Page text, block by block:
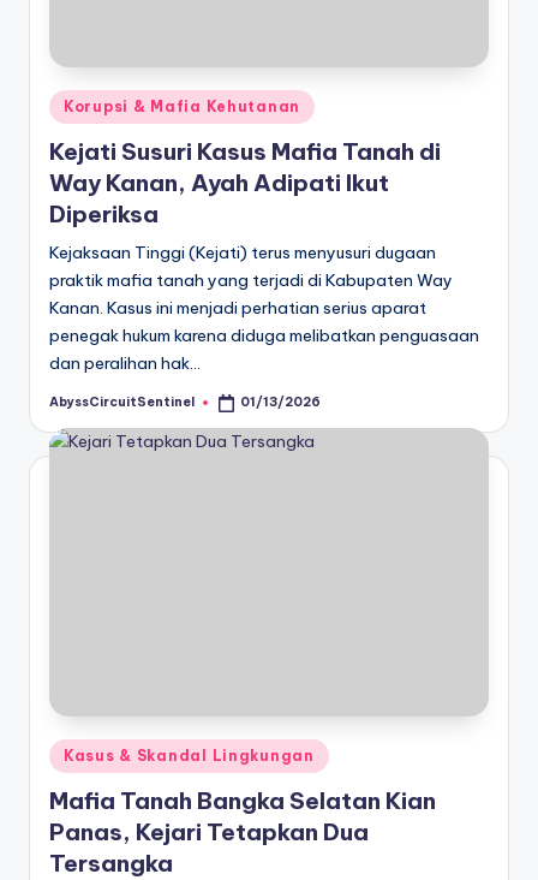
Posted
in
Korupsi & Mafia Kehutanan
Kejati Susuri Kasus Mafia Tanah di
Way Kanan, Ayah Adipati Ikut
Diperiksa
Kejaksaan Tinggi (Kejati) terus menyusuri dugaan
praktik mafia tanah yang terjadi di Kabupaten Way
Kanan. Kasus ini menjadi perhatian serius aparat
penegak hukum karena diduga melibatkan penguasaan
dan peralihan hak…
Posted
AbyssCircuitSentinel 01/13/2026
Posted
in
Kasus & Skandal Lingkungan
Mafia Tanah Bangka Selatan Kian
Panas, Kejari Tetapkan Dua
Tersangka